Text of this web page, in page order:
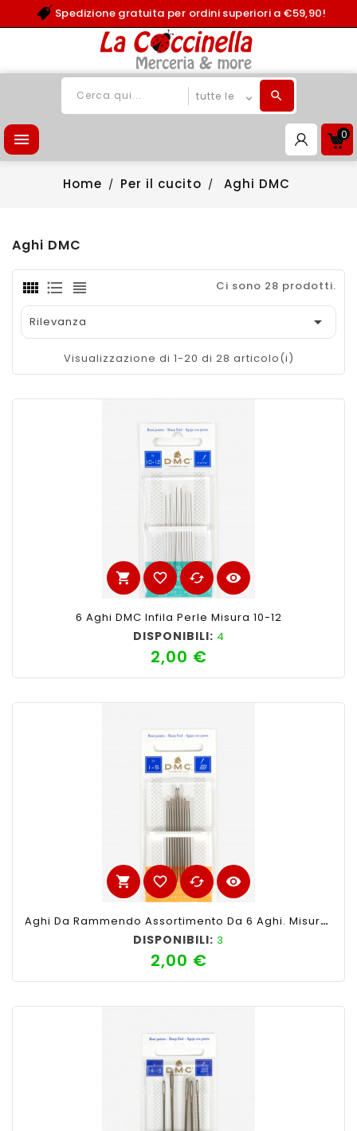
Spedizione gratuita per ordini superiori a €59,90!
 0
Home Per il cucito Aghi DMC
Aghi DMC
Ci sono 28 prodotti.
Rilevanza 
Visualizzazione di 1-20 di 28 articolo(i)
shopping_cart favorite_border cached visibility
6 Aghi DMC Infila Perle Misura 10-12
DISPONIBILI: 4
2,00 €Prezzo
shopping_cart favorite_border cached visibility
Aghi Da Rammendo Assortimento Da 6 Aghi. Misure 1-5
DISPONIBILI: 3
2,00 €Prezzo